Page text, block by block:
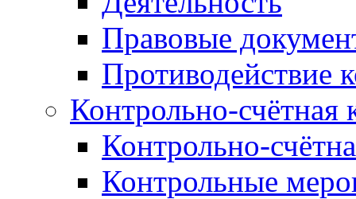
Правовые
Противодействие
Контрольно-счётная
Контрольно-
Контрольные